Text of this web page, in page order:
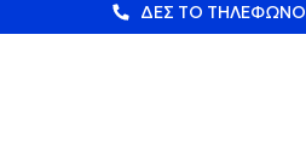
ΔΕΣ ΤΟ ΤΗΛΕΦΩΝΟ